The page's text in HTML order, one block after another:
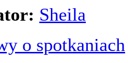
Sheila
o spotkaniach